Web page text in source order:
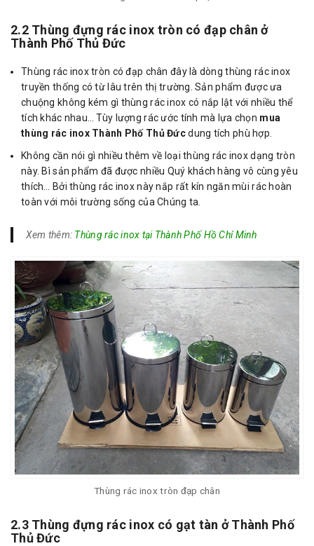
2.2 Thùng đựng rác inox tròn có đạp chân ở
Thành Phố Thủ Đức
Thùng rác inox tròn có đạp chân đây là dòng thùng rác inox
truyền thống có từ lâu trên thị trường. Sản phẩm được ưa
chuộng không kém gì thùng rác inox có nắp lật với nhiều thể
tích khác nhau… Tùy lượng rác ước tính mà lựa chọn mua
thùng rác inox Thành Phố Thủ Đứcdung tích phù hợp.
Không cần nói gì nhiều thêm về loại thùng rác inox dạng tròn
này. Bì sản phẩm đã được nhiều Quý khách hàng vô cùng yêu
thích… Bởi thùng rác inox này nắp rất kín ngăn mùi rác hoàn
toàn với môi trường sống của Chúng ta.
Xem thêm: Thùng rác inox tại Thành Phố Hồ Chí Minh
Thùng rác inox tròn đạp chân
2.3 Thùng đựng rác inox có gạt tàn ở Thành Phố
Thủ Đức